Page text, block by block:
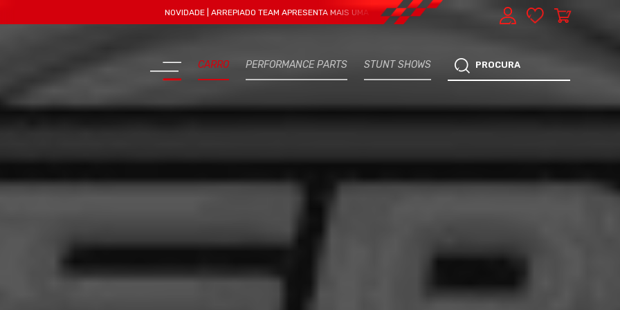
NOVIDADE | ARREPIADO TEAM APRESENTA MAIS UMA VERTENTE - EXPRESS CAR SERVICE, MANUTENÇÃO DO TEU CARRO -
CARRO PERFORMANCE PARTS STUNT SHOWS